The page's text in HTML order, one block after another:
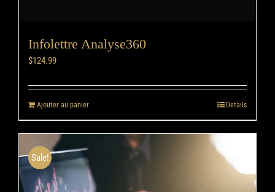
Infolettre Analyse360
$124.99
Ajouter au panier Details
Sale!